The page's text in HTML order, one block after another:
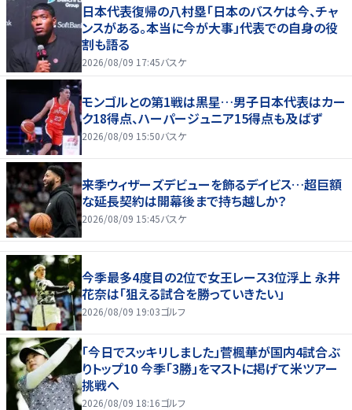
日本代表復帰の八村塁「日本のバスケは今、チャ
ンスがある。本当に今が大事」代表での自身の役
割も語る
2026/08/09 17:45バスケ
モンゴルとの第1戦は黒星…男子日本代表はカー
ク18得点、ハーパージュニア15得点も及ばず
2026/08/09 15:50バスケ
来季ウィザーズデビューを飾るデイビス…超巨額
な延長契約は開幕後まで持ち越しか？
2026/08/09 15:45バスケ
今季最多4度目の2位で女王レース3位浮上 永井
花奈は「狙える試合を勝っていきたい」
2026/08/09 19:03ゴルフ
「今日でスッキリしました」菅楓華が国内4試合ぶ
りトップ10 今季「3勝」をマストに掲げて米ツアー
挑戦へ
2026/08/09 18:16ゴルフ